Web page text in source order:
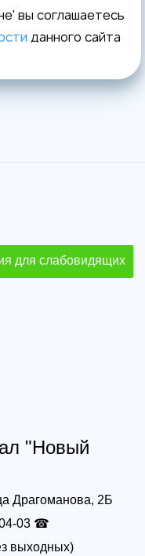
вы соглашаетесь
данного сайта
для слабовидящих
"Новый
Драгоманова, 2Б
04-03 ☎
выходных)